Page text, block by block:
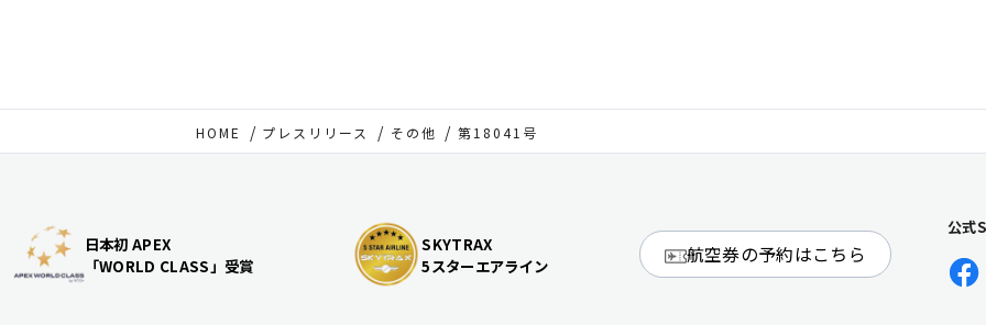
HOME プレスリリース その他 第18041号
日本初 APEX
「WORLD CLASS」受賞
SKYTRAX
5スターエアライン
航空券の予約はこちら
公式